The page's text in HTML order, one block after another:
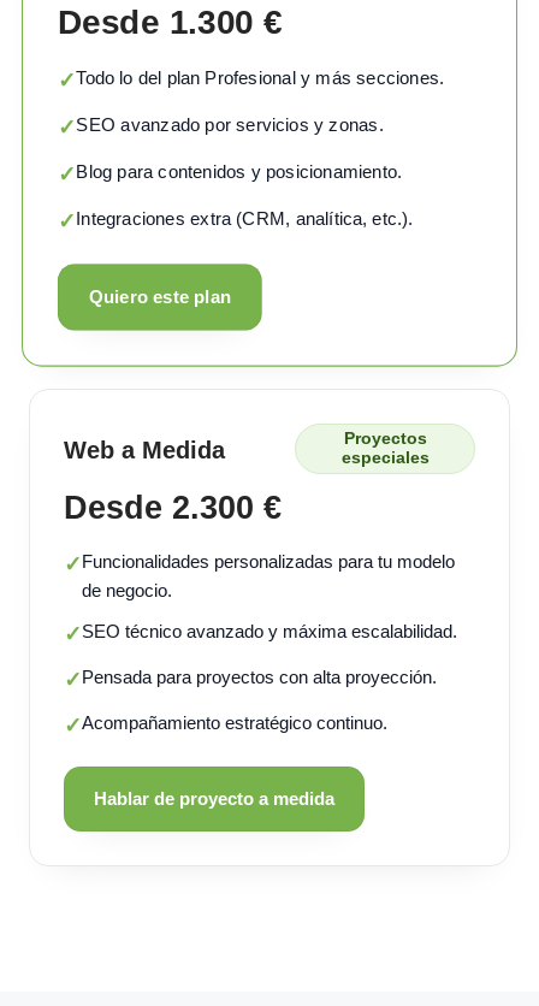
Desde 1.300 €
✓Todo lo del plan Profesional y más secciones.
✓SEO avanzado por servicios y zonas.
✓Blog para contenidos y posicionamiento.
✓Integraciones extra (CRM, analítica, etc.).
Quiero este plan
Web a Medida
Proyectos
especiales
Desde 2.300 €
✓Funcionalidades personalizadas para tu modelo
de negocio.
✓SEO técnico avanzado y máxima escalabilidad.
✓Pensada para proyectos con alta proyección.
✓Acompañamiento estratégico continuo.
Hablar de proyecto a medida